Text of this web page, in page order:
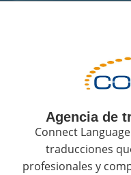
Agencia de
Connect
traducciones
profesionales y